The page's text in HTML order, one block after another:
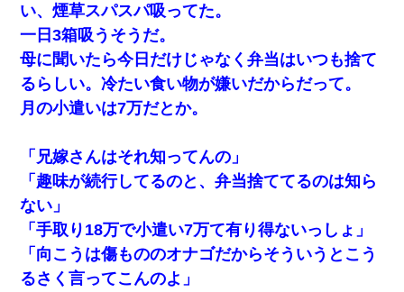
い、煙草スパスパ吸ってた。
一日3箱吸うそうだ。
母に聞いたら今日だけじゃなく弁当はいつも捨て
るらしい。冷たい食い物が嫌いだからだって。
月の小遣いは7万だとか。
「兄嫁さんはそれ知ってんの」
「趣味が続行してるのと、弁当捨ててるのは知ら
ない」
「手取り18万で小遣い7万て有り得ないっしょ」
「向こうは傷もののオナゴだからそういうとこう
るさく言ってこんのよ」